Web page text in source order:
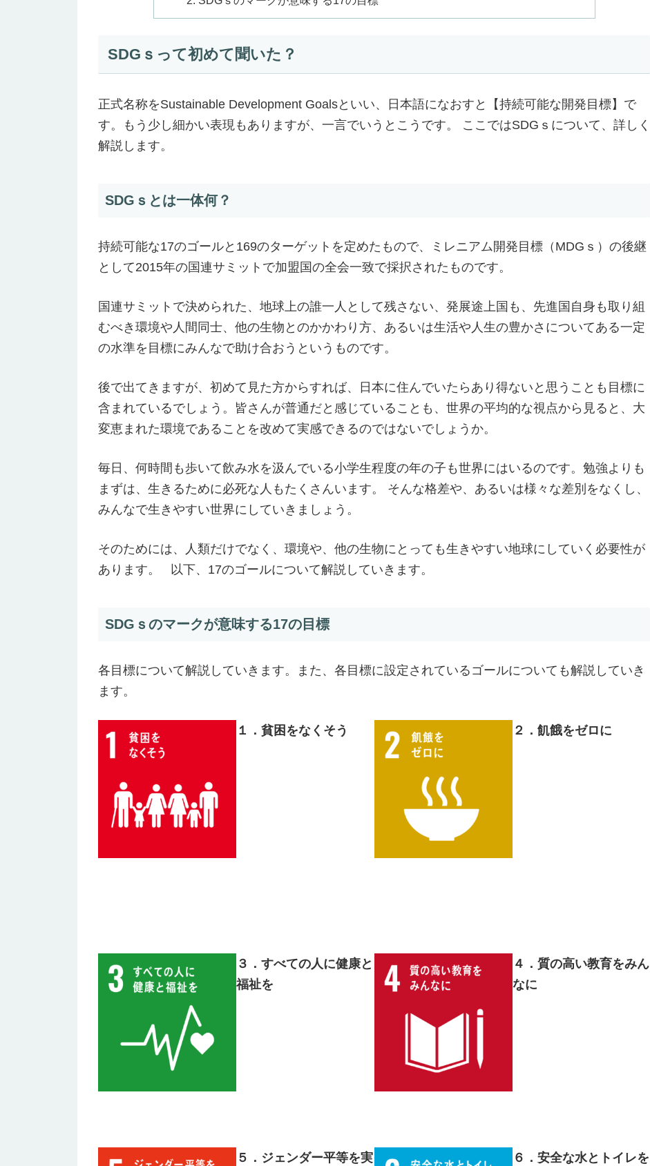
SDGｓって初めて聞いた？
正式名称をSustainable Development Goalsといい、日本語になおすと【持続可能な開発目標】で
す。もう少し細かい表現もありますが、一言でいうとこうです。 ここではSDGｓについて、詳しく
解説します。
SDGｓとは一体何？
持続可能な17のゴールと169のターゲットを定めたもので、ミレニアム開発目標（MDGｓ）の後継
として2015年の国連サミットで加盟国の全会一致で採択されたものです。
国連サミットで決められた、地球上の誰一人として残さない、発展途上国も、先進国自身も取り組
むべき環境や人間同士、他の生物とのかかわり方、あるいは生活や人生の豊かさについてある一定
の水準を目標にみんなで助け合おうというものです。
後で出てきますが、初めて見た方からすれば、日本に住んでいたらあり得ないと思うことも目標に
含まれているでしょう。皆さんが普通だと感じていることも、世界の平均的な視点から見ると、大
変恵まれた環境であることを改めて実感できるのではないでしょうか。
毎日、何時間も歩いて飲み水を汲んでいる小学生程度の年の子も世界にはいるのです。勉強よりも
まずは、生きるために必死な人もたくさんいます。 そんな格差や、あるいは様々な差別をなくし、
みんなで生きやすい世界にしていきましょう。
そのためには、人類だけでなく、環境や、他の生物にとっても生きやすい地球にしていく必要性が
あります。 以下、17のゴールについて解説していきます。
SDGｓのマークが意味する17の目標
各目標について解説していきます。また、各目標に設定されているゴールについても解説していき
ます。
１．貧困をなくそう ２．飢餓をゼロに
３．すべての人に健康と
福祉を
４．質の高い教育をみん
なに
５．ジェンダー平等を実 ６．安全な水とトイレを